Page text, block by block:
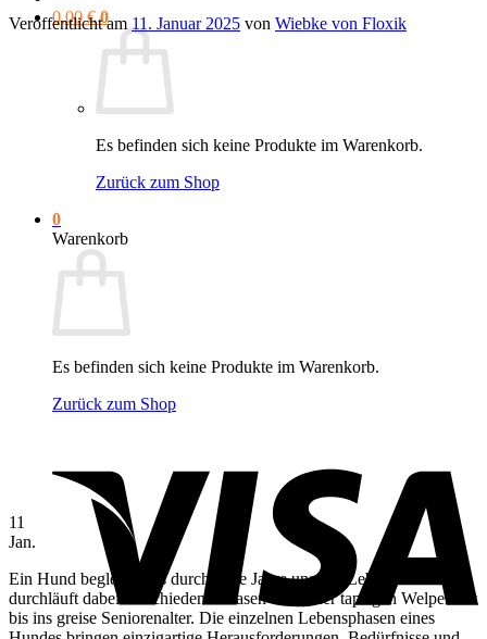
0,00€ 0
Es befinden sich keine Produkte im Warenkorb.
Zurück zum Shop
0
Warenkorb
Es befinden sich keine Produkte im Warenkorb.
Zurück zum Shop
Veröffentlicht am 11. Januar 2025 von Wiebke von Floxik
11
Jan.
Ein Hund begleitet uns durch viele Jahre unseres Lebens und
durchläuft dabei verschiedene Phasen – von der tapsigen Welpenzeit
bis ins greise Seniorenalter. Die einzelnen Lebensphasen eines